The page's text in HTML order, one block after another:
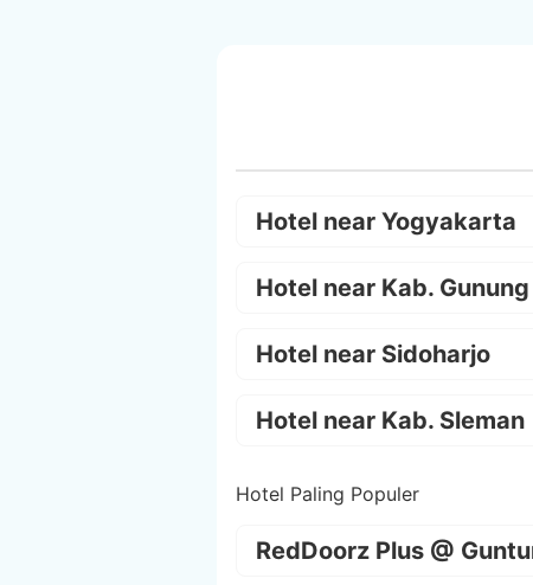
Hotel near Yogyakarta
Hotel near Kab.
Hotel near Sidoharjo
Hotel near Kab. Sleman
Hotel Paling Populer
RedDoorz Plus @